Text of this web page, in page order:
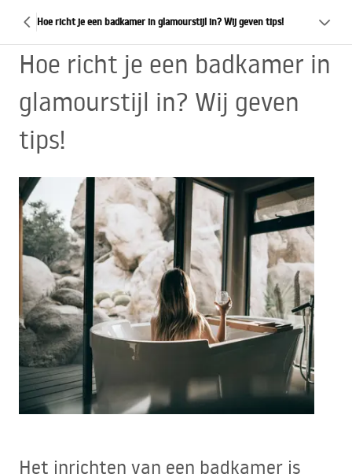
Hoe richt je een badkamer in glamourstijl in? Wij geven tips!
Hoe richt je een badkamer in
glamourstijl in? Wij geven
tips!
Het inrichten van een badkamer is